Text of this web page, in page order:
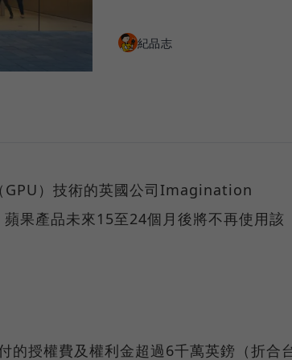
紀品志
）技術的英國公司Imagination
果產品未來15至24個月後將不再使用該
授權費及權利金超過6千萬英鎊（折合